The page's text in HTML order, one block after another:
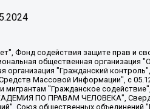
Алексей Евгеньевич, Рубин Михаил Аркадьевич, Анин Роман Александрович, Юридическое лицо Istories fonds, зарегистрированное в Латвийской Республике (регистрационный номер 50008295751, дата регистрации 24.02.2020), Великовский Дмитрий Александрович, Долинина Ирина Николаевна, Мароховская Алеся Алексеевна, Шлейнов Роман Юрьевич, Шмагун Олеся Валентиновна, Общество с ограниченной ответственностью "Альтаир 2021", Общество с ограниченной ответственностью "Вега 2021", Общество с ограниченной ответственностью "Главный редактор 2021", Общество с ограниченной ответственностью "Ромашки монолит", Важенков Артем Валерьевич, Ивановская областная общественная организация "Центр гендерных исследований", Гурман Юрий Альбертович, Медиапроект "ОВД-Инфо", Егоров Владимир Владимирович, Жилинский Владимир Александрович, Общество с ограниченной ответственностью "ЗП", Иванова София Юрьевна, Карезина Инна Павловна, Кильтау Екатерина Викторовна, Петров Алексей Викторович, Пискунов Сергей Евгеньевич, Смирнов Сергей Сергеевич, Тихонов Михаил Сергеевич, Общество с ограниченной ответственностью "ЖУРНАЛИСТ-ИНОСТРАННЫЙ АГЕНТ", Арапова Галина Юрьевна, Вольтская Татьяна Анатольевна, Американская компания "Mason G.E.S. Anonymous Foundation" (США), являющаяся владельцем интернет-издания https://mnews.world/, Компания "Stichting Bellingcat", зарегистрированная в Нидерландах (дата регистрации 11.07.2018), Захаров Андрей Вячеславович, Клепиковская Екатерина Дмитриевна, Общество с ограниченной ответственностью "МЕМО", Перл Роман Александрович, Симонов Евгений Алексеевич, Соловьева Елена Анатольевна, Сотников Даниил Владимирович, Сурначева Елизавета Дмитриевна, Автономная некоммерческая организация по защите прав человека и информированию населения "Якутия – Наше Мнение", Общество с ограниченной ответственностью "Москоу